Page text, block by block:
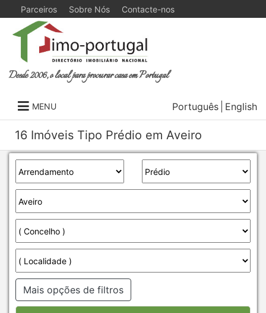
Parceiros Sobre Nós Contacte-nos
Desde 2006, o local para procurar casa em Portugal
MENU Português English
16 Imóveis Tipo Prédio em Aveiro
Mais opções de filtros